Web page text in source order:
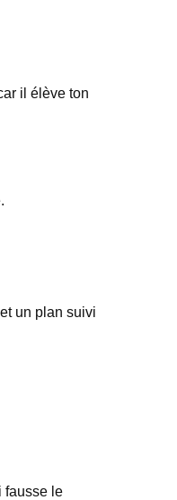
il élève ton
un plan suivi
fausse le